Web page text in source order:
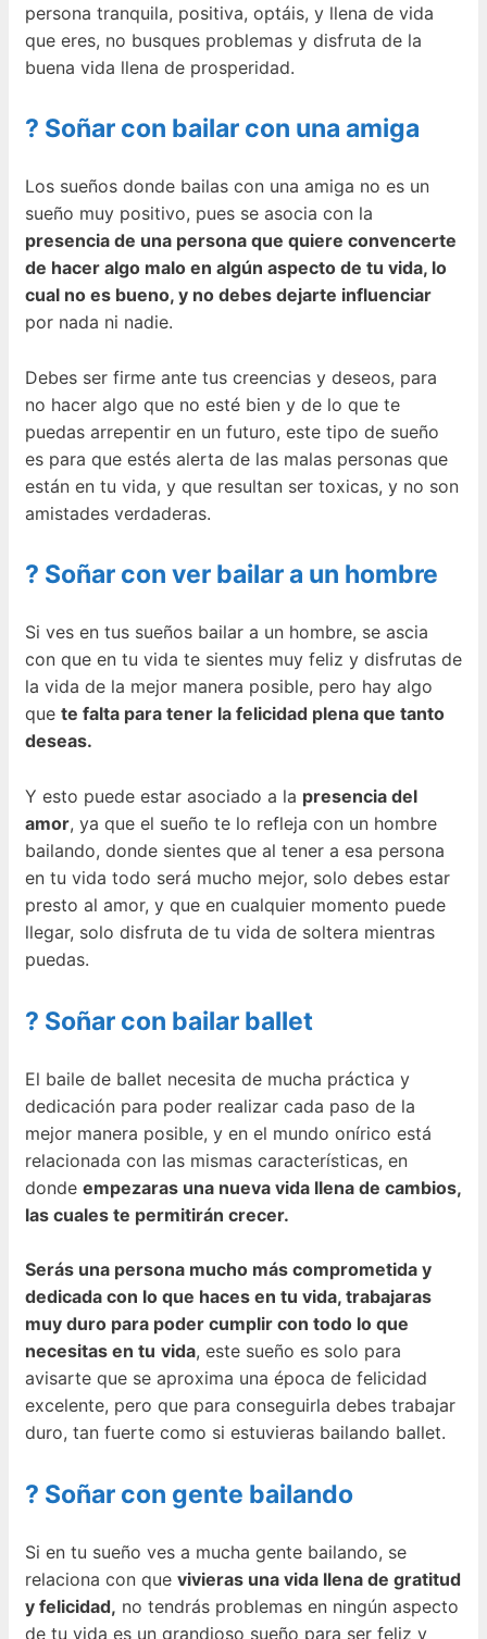
persona tranquila, positiva, optáis, y llena de vida
que eres, no busques problemas y disfruta de la
buena vida llena de prosperidad.
? Soñar con bailar con una amiga
Los sueños donde bailas con una amiga no es un
sueño muy positivo, pues se asocia con la
presencia de una persona que quiere convencerte
de hacer algo malo en algún aspecto de tu vida, lo
cual no es bueno, y no debes dejarte influenciar
por nada ni nadie.
Debes ser firme ante tus creencias y deseos, para
no hacer algo que no esté bien y de lo que te
puedas arrepentir en un futuro, este tipo de sueño
es para que estés alerta de las malas personas que
están en tu vida, y que resultan ser toxicas, y no son
amistades verdaderas.
? Soñar con ver bailar a un hombre
Si ves en tus sueños bailar a un hombre, se ascia
con que en tu vida te sientes muy feliz y disfrutas de
la vida de la mejor manera posible, pero hay algo
que te falta para tener la felicidad plena que tanto
deseas.
Y esto puede estar asociado a la presencia del
amor, ya que el sueño te lo refleja con un hombre
bailando, donde sientes que al tener a esa persona
en tu vida todo será mucho mejor, solo debes estar
presto al amor, y que en cualquier momento puede
llegar, solo disfruta de tu vida de soltera mientras
puedas.
? Soñar con bailar ballet
El baile de ballet necesita de mucha práctica y
dedicación para poder realizar cada paso de la
mejor manera posible, y en el mundo onírico está
relacionada con las mismas características, en
donde empezaras una nueva vida llena de cambios,
las cuales te permitirán crecer.
Serás una persona mucho más comprometida y
dedicada con lo que haces en tu vida, trabajaras
muy duro para poder cumplir con todo lo que
necesitas en tu vida, este sueño es solo para
avisarte que se aproxima una época de felicidad
excelente, pero que para conseguirla debes trabajar
duro, tan fuerte como si estuvieras bailando ballet.
? Soñar con gente bailando
Si en tu sueño ves a mucha gente bailando, se
relaciona con que vivieras una vida llena de gratitud
y felicidad, no tendrás problemas en ningún aspecto
de tu vida es un grandioso sueño para ser feliz y